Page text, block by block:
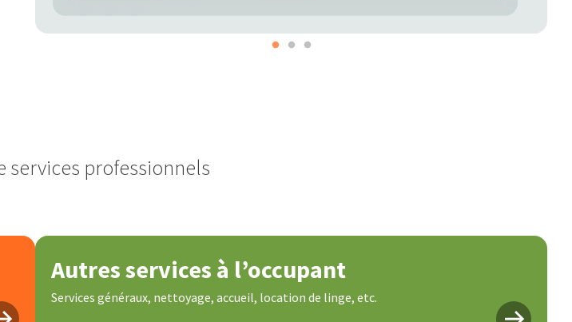
services professionnels
Autres services à l’occupant
Services généraux, nettoyage, accueil, location de linge, etc.